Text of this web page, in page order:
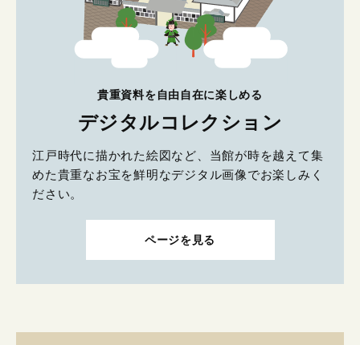
貴重資料を自由自在に楽しめる
デジタルコレクション
江戸時代に描かれた絵図など、当館が時を越えて集
めた貴重なお宝を鮮明なデジタル画像でお楽しみく
ださい。
ページを見る